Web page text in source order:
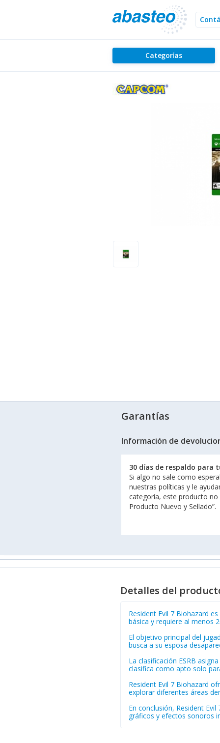
Categorías
Garantías
Información de
30 días de respaldo para
Si algo no sale como
nuestras políticas y le
categoría, este producto
Producto Nuevo y Sellado”.
Detalles del
Resident Evil 7 Biohazard
básica y requiere al menos
El objetivo principal del
busca a su esposa
La clasificación ESRB
clasifica como apto solo
Resident Evil 7 Biohazard
explorar diferentes áreas
En conclusión, Resident
gráficos y efectos sonoros